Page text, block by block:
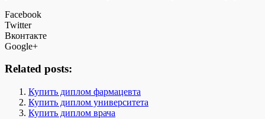
Facebook
Twitter
Вконтакте
Google+
Related posts:
Купить диплом фармацевта
Купить диплом университета
Купить диплом врача